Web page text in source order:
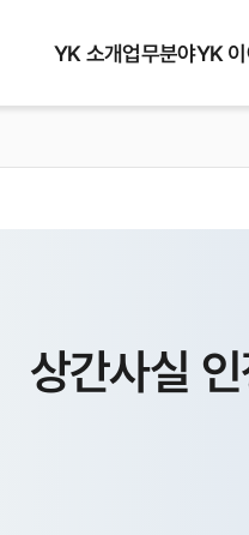
YK 소개업무분야YK
상간사실